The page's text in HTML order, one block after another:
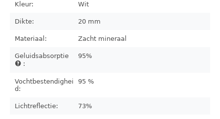
Kleur: Wit
Dikte: 20 mm
Materiaal: Zacht mineraal
Geluidsabsorptie
:
95%
Vochtbestendighei
d:
95 %
Lichtreflectie: 73%